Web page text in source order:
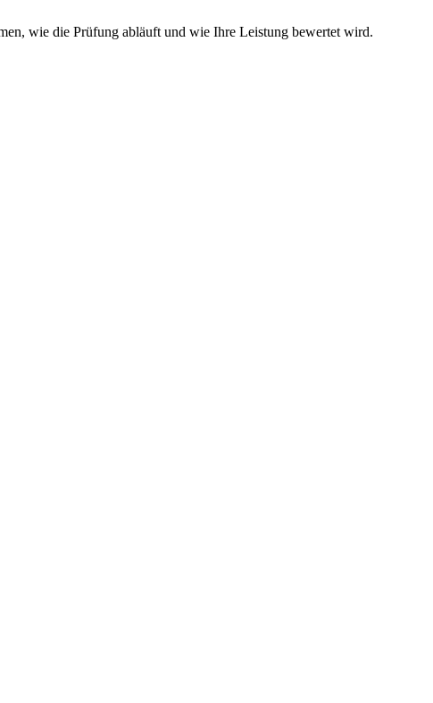
wie die Prüfung abläuft und wie Ihre Leistung bewertet wird.